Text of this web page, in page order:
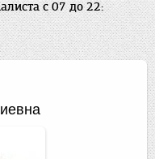
с 07 до 22: